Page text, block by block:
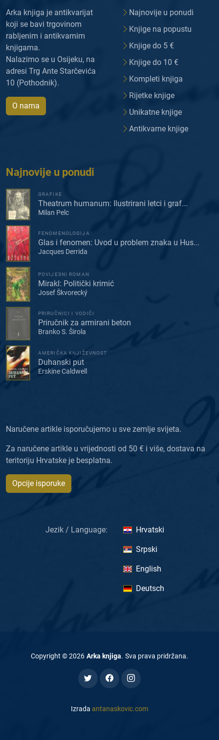
Arka knjiga je antikvarijat
koji se bavi trgovinom
rabljenim i antikvarnim
knjigama.
Nalazimo se u Osijeku, na
adresi Trg Ante Starčevića
10 (Pothodnik).
O nama
Najnovije u ponudi
Knjige na popustu
Knjige do 5 €
Knjige do 10 €
Kompleti knjiga
Rijetke knjige
Unikatne knjige
Antikvarne knjige
Najnovije u ponudi
GRAFIKE
Theatrum humanum: Ilustrirani letci i graf...
Milan Pelc
FENOMENOLOGIJA
Glas i fenomen: Uvod u problem znaka u Hus...
Jacques Derrida
POVIJESNI ROMAN
Mirakl: Politički krimić
Josef Škvorecký
PRIRUČNICI I VODIČI
Priručnik za armirani beton
Branko S. Širola
AMERIČKA KNJIŽEVNOST
Duhanski put
Erskine Caldwell
Naručene artikle isporučujemo u sve zemlje svijeta.
Za naručene artikle u vrijednosti od 50 € i više, dostava na
teritoriju Hrvatske je besplatna.
Opcije isporuke
Jezik / Language: Hrvatski
Srpski
English
Deutsch
Copyright ©2026 Arka knjiga. Sva prava pridržana.
Izrada antanaskovic.com